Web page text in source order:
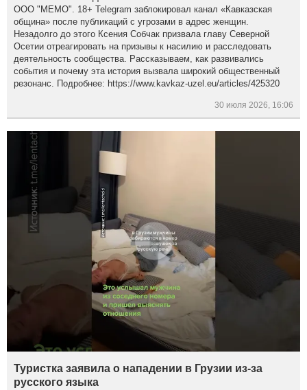
ООО "МЕМО". 18+ Telegram заблокировал канал «Кавказская
община» после публикаций с угрозами в адрес женщин.
Незадолго до этого Ксения Собчак призвала главу Северной
Осетии отреагировать на призывы к насилию и расследовать
деятельность сообщества. Рассказываем, как развивались
события и почему эта история вызвала широкий общественный
резонанс. Подробнее: https://www.kavkaz-uzel.eu/articles/425320
30 июля 2026, 16:06
Туристка заявила о нападении в Грузии из-за
русского языка